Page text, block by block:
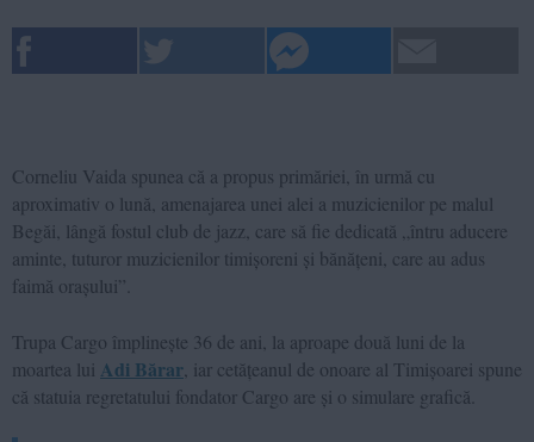
Corneliu Vaida spunea că a propus primăriei, în urmă cu
aproximativ o lună, amenajarea unei alei a muzicienilor pe malul
Begăi, lângă fostul club de jazz, care să fie dedicată „întru aducere
aminte, tuturor muzicienilor timișoreni și bănățeni, care au adus
faimă orașului”.
Trupa Cargo împlinește 36 de ani, la aproape două luni de la
moartea lui Adi Bărar , iar cetățeanul de onoare al Timișoarei spune
că statuia regretatului fondator Cargo are și o simulare grafică.